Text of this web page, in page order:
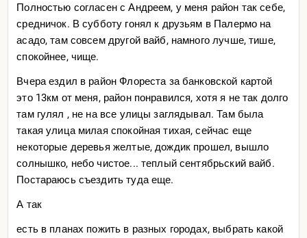
Полностью согласен с Андреем, у меня район так себе,
средничок. В субботу гонял к друзьям в Палермо на
асадо, там совсем другой вайб, намного лучше, тише,
спокойнее, чище.
Вчера ездил в район Флореста за банковской картой
это 13км от меня, район понравился, хотя я не так долго
там гулял , не на все улицы заглядывал. Там была
такая улица милая спокойная тихая, сейчас еще
некоторые деревья желтые, дождик прошел, вышло
солнышко, небо чистое... теплый сентябрьский вайб.
Постараюсь съездить туда еще.
А так
есть в планах пожить в разных городах, выбрать какой